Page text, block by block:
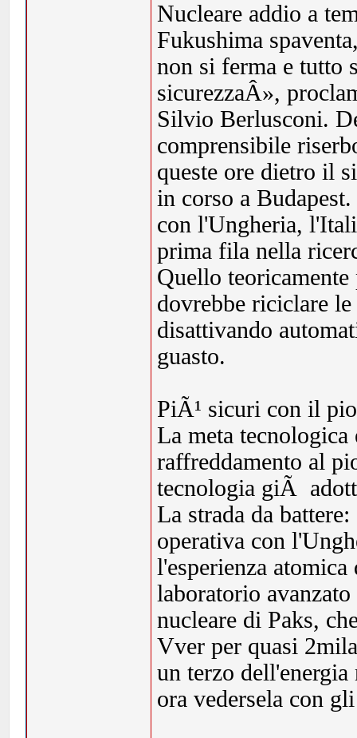
Nucleare addio a
Fukushima
non si ferma e tutto
sicurezzaÂ»,
Silvio Berlusconi.
comprensibile
queste ore dietro il
in corso a
con l'Ungheria,
prima fila nella
Quello
dovrebbe riciclare
disattivando
guasto.
PiÃ¹ sicuri con il
La meta
raffreddamento al
tecnologia giÃ
La strada da
operativa con
l'esperienza
laboratorio
nucleare di Paks,
Vver per quasi
un terzo
ora vedersela con